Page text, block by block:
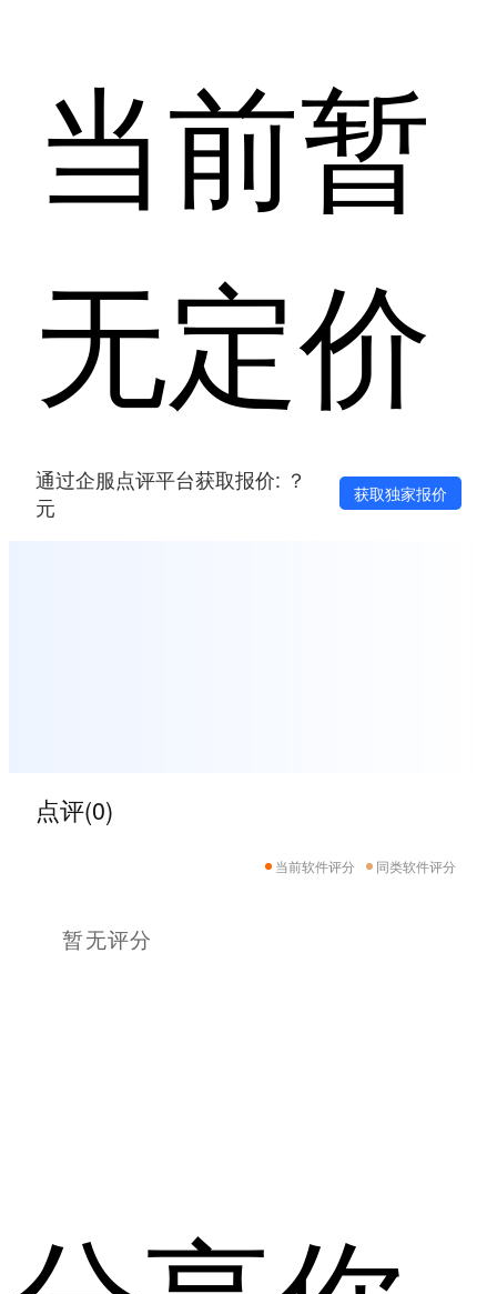
当前暂
无定价
通过企服点评平台获取报价: ？
元
获取独家报价
点评(0)
当前软件评分 同类软件评分
暂无评分